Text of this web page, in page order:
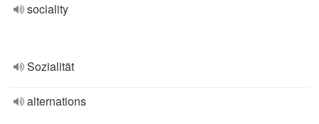
sociality
Sozialität
alternations